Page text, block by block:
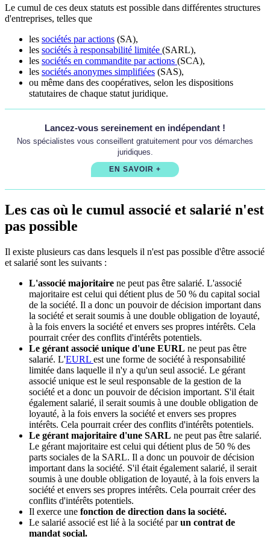
Le cumul de ces deux statuts est possible dans différentes structures
d'entreprises, telles que
les sociétés par actions (SA),
les sociétés à responsabilité limitée (SARL),
les sociétés en commandite par actions (SCA),
les sociétés anonymes simplifiées (SAS),
ou même dans des coopératives, selon les dispositions
statutaires de chaque statut juridique.
Lancez-vous sereinement en indépendant !
Nos spécialistes vous conseillent gratuitement pour vos démarches
juridiques.
EN SAVOIR +
Les cas où le cumul associé et salarié n'est
pas possible
Il existe plusieurs cas dans lesquels il n'est pas possible d'être associé
et salarié sont les suivants :
L'associé majoritaire ne peut pas être salarié. L'associé
majoritaire est celui qui détient plus de 50 % du capital social
de la société. Il a donc un pouvoir de décision important dans
la société et serait soumis à une double obligation de loyauté,
à la fois envers la société et envers ses propres intérêts. Cela
pourrait créer des conflits d'intérêts potentiels.
Le gérant associé unique d'une EURL ne peut pas être
salarié. L'EURL est une forme de société à responsabilité
limitée dans laquelle il n'y a qu'un seul associé. Le gérant
associé unique est le seul responsable de la gestion de la
société et a donc un pouvoir de décision important. S'il était
également salarié, il serait soumis à une double obligation de
loyauté, à la fois envers la société et envers ses propres
intérêts. Cela pourrait créer des conflits d'intérêts potentiels.
Le gérant majoritaire d'une SARL ne peut pas être salarié.
Le gérant majoritaire est celui qui détient plus de 50 % des
parts sociales de la SARL. Il a donc un pouvoir de décision
important dans la société. S'il était également salarié, il serait
soumis à une double obligation de loyauté, à la fois envers la
société et envers ses propres intérêts. Cela pourrait créer des
conflits d'intérêts potentiels.
Il exerce une fonction de direction dans la société.
Le salarié associé est lié à la société parun contrat de
mandat social.